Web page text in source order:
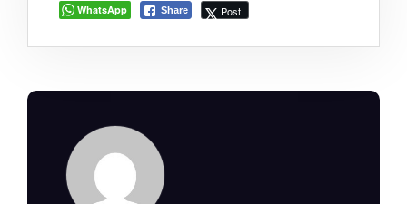
WhatsApp Share Post